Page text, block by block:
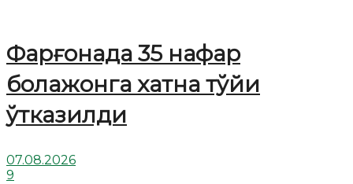
Фарғонада 35 нафар
болажонга хатна тўйи
ўтказилди
07.08.2026
9